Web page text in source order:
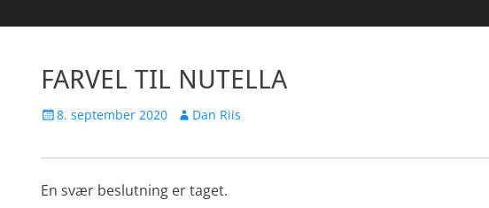
FARVEL TIL NUTELLA
Udgivet
8. september 2020 Forfatter
Dan Riis
En svær beslutning er taget.